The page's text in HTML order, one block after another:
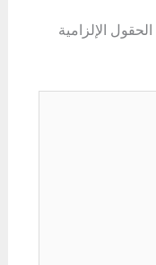
الحقول الإلزامية